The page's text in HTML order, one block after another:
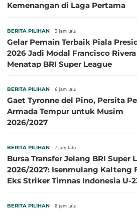
Kemenangan di Laga Pertama
BERITA PILIHAN 3 jam lalu
Gelar Pemain Terbaik Piala
2026 Jadi Modal Francisco Rivera
Menatap BRI Super League
BERITA PILIHAN 6 jam lalu
Gaet Tyronne del Pino, Persita
Armada Tempur untuk Musim
2026/2027
BERITA PILIHAN 7 jam lalu
Bursa Transfer Jelang BRI Super
2026/2027: Isenmulang Kalteng
Eks Striker Timnas Indonesia U-
BERITA PILIHAN 8 jam lalu